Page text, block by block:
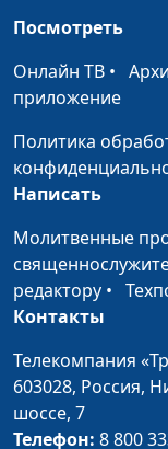
Библия и
Роскошь: зачем
нам?
Библия и
Христианство и
честный бизнес
Посмотреть
Онлайн ТВ •
приложение
Политика
Написать
Молитвенные
редактору •
Контакты
Телекомпания
603028, Россия,
шоссе, 7
Телефон: 8 800